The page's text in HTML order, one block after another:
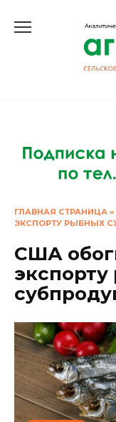
ГЛАВНАЯ СТРАНИЦА »
ЭКСПОРТУ РЫБНЫХ
США